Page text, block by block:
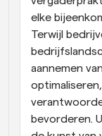
elke
Terwijl
aannemen
bevorderen.